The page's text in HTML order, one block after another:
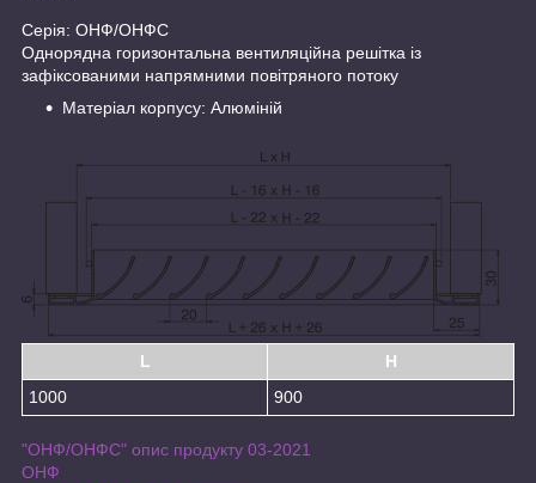
Серія: ОНФ/ОНФС
Однорядна горизонтальна вентиляційна решітка із
зафіксованими напрямними повітряного потоку
Матеріал корпусу: Алюміній
L
H
1000
900
"ОНФ/ОНФС" опис продукту 03-2021
ОНФ